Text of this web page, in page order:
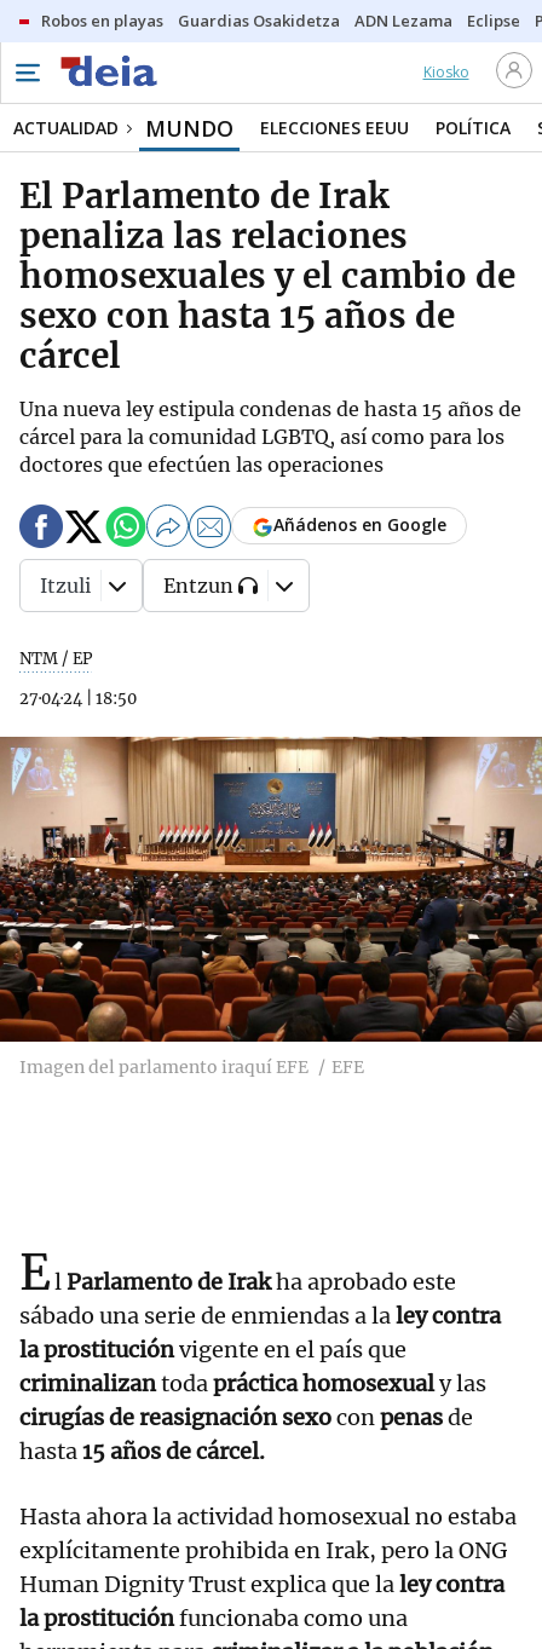
Robos en playas Guardias Osakidetza ADN Lezama Eclipse
Kiosko
ACTUALIDAD MUNDO ELECCIONES EEUU POLÍTICA
El Parlamento de Irak
penaliza las relaciones
homosexuales y el cambio de
sexo con hasta 15 años de
cárcel
Una nueva ley estipula condenas de hasta 15 años de
cárcel para la comunidad LGBTQ, así como para los
doctores que efectúen las operaciones
NTM / EP
27·04·24
18:50
Añádenos en Google
Itzuli Entzun
Imagen del parlamento iraquí EFE EFE
ElParlamento de Irakha aprobado este
sábado una serie de enmiendas a laley contra
la prostituciónvigente en el país que
criminalizantodapráctica homosexualy las
cirugías de reasignación sexoconpenasde
hasta15 años de cárcel.
Hasta ahora la actividad homosexual no estaba
explícitamente prohibida en Irak, pero la ONG
Human Dignity Trust explica que laley contra
la prostituciónfuncionaba como una